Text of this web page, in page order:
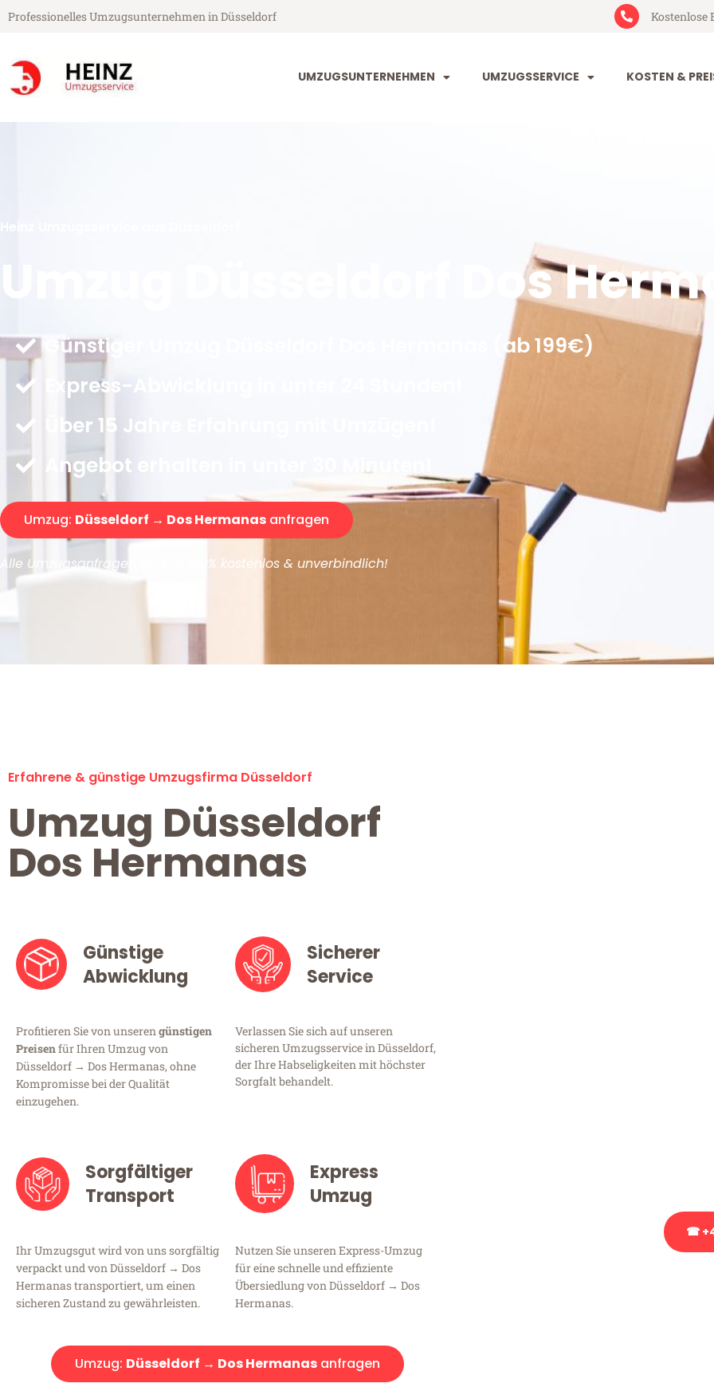
Professionelles Umzugsunternehmen in Düsseldorf Kostenlose
UMZUGSUNTERNEHMEN UMZUGSSERVICE KOSTEN &
Umzug Düsseldorf Dos
Günstiger Umzug Düsseldorf Dos Hermanas (ab 199€)
Express-Abwicklung in unter 24 Stunden!
Über 15 Jahre Erfahrung mit Umzügen!
Angebot erhalten in unter 30 Minuten!
Umzug: Düsseldorf → Dos Hermanas anfragen
Alle Umzugsanfragen sind zu 100% kostenlos & unverbindlich!
Erfahrene & günstige Umzugsfirma Düsseldorf
Umzug Düsseldorf
Dos Hermanas
Günstige
Abwicklung
Profitieren Sie von unserengünstigen
Preisenfür Ihren Umzug von
Düsseldorf → Dos Hermanas, ohne
Kompromisse bei der Qualität
einzugehen.
Sicherer
Service
Verlassen Sie sich auf unseren
sicheren Umzugsservice in Düsseldorf,
der Ihre Habseligkeiten mit höchster
Sorgfalt behandelt.
Sorgfältiger
Transport
Ihr Umzugsgut wird von uns sorgfältig
verpackt und von Düsseldorf → Dos
Hermanas transportiert, um einen
sicheren Zustand zu gewährleisten.
Express
Umzug
Nutzen Sie unseren Express-Umzug
für eine schnelle und effiziente
Übersiedlung von Düsseldorf → Dos
Hermanas.
Umzug: Düsseldorf → Dos Hermanasanfragen
☎